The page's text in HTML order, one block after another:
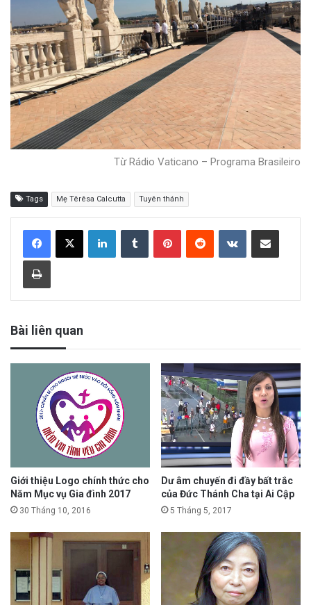
Từ Rádio Vaticano – Programa Brasileiro
Tags Mẹ Têrêsa Calcutta Tuyên thánh
Bài liên quan
Giới thiệu Logo chính thức cho
Năm Mục vụ Gia đình 2017
30 Tháng 10, 2016
Dư âm chuyến đi đầy bất trắc
của Đức Thánh Cha tại Ai Cập
5 Tháng 5, 2017